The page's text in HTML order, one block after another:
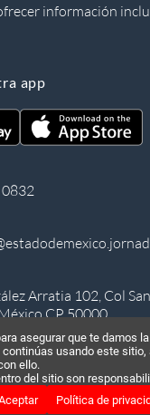
in
información
app
Arratia 102, Col
CP 50000
, Todos los derechos
asegurar que te damos
continúas usando este
ello.
del sitio son
Política de